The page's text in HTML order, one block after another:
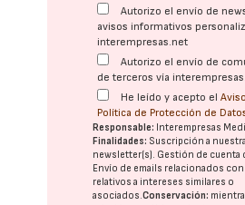
Autorizo el envío de
avisos informativos
interempresas.net
Autorizo el envío de
de terceros vía
He leído y acepto el
Política de Protección de
Responsable: Interempresas
Finalidades: Suscripción a
newsletter(s). Gestión de cuenta
Envío de emails relacionados con
relativos a intereses similares o
asociados.Conservación: